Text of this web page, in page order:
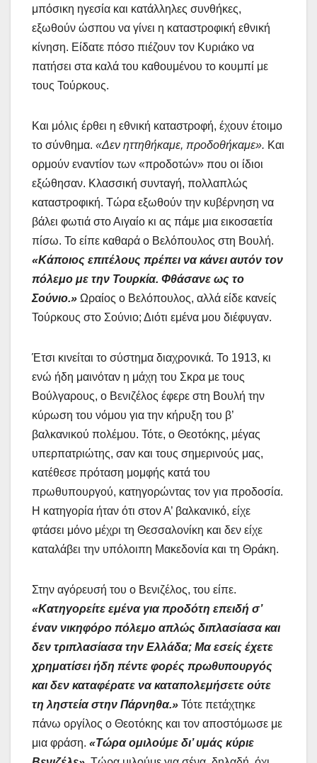
μπόσικη ηγεσία και κατάλληλες συνθήκες,
εξωθούν ώσπου να γίνει η καταστροφική εθνική
κίνηση. Είδατε πόσο πιέζουν τον Κυριάκο να
πατήσει στα καλά του καθουμένου το κουμπί με
τους Τούρκους.
Και μόλις έρθει η εθνική καταστροφή, έχουν έτοιμο
το σύνθημα. «Δεν ηττηθήκαμε, προδοθήκαμε». Και
ορμούν εναντίον των «προδοτών» που οι ίδιοι
εξώθησαν. Κλασσική συνταγή, πολλαπλώς
καταστροφική. Τώρα εξωθούν την κυβέρνηση να
βάλει φωτιά στο Αιγαίο κι ας πάμε μια εικοσαετία
πίσω. Το είπε καθαρά ο Βελόπουλος στη Βουλή.
«Κάποιος επιτέλους πρέπει να κάνει αυτόν τον
πόλεμο με την Τουρκία. Φθάσανε ως το
Σούνιο.» Ωραίος ο Βελόπουλος, αλλά είδε κανείς
Τούρκους στο Σούνιο; Διότι εμένα μου διέφυγαν.
Έτσι κινείται το σύστημα διαχρονικά. Το 1913, κι
ενώ ήδη μαινόταν η μάχη του Σκρα με τους
Βούλγαρους, ο Βενιζέλος έφερε στη Βουλή την
κύρωση του νόμου για την κήρυξη του β’
βαλκανικού πολέμου. Τότε, ο Θεοτόκης, μέγας
υπερπατριώτης, σαν και τους σημερινούς μας,
κατέθεσε πρόταση μομφής κατά του
πρωθυπουργού, κατηγορώντας τον για προδοσία.
Η κατηγορία ήταν ότι στον Α’ βαλκανικό, είχε
φτάσει μόνο μέχρι τη Θεσσαλονίκη και δεν είχε
καταλάβει την υπόλοιπη Μακεδονία και τη Θράκη.
Στην αγόρευσή του ο Βενιζέλος, του είπε.
«Κατηγορείτε εμένα για προδότη επειδή σ’
έναν νικηφόρο πόλεμο απλώς διπλασίασα και
δεν τριπλασίασα την Ελλάδα; Μα εσείς έχετε
χρηματίσει ήδη πέντε φορές πρωθυπουργός
και δεν καταφέρατε να καταπολεμήσετε ούτε
τη ληστεία στην Πάρνηθα.» Τότε πετάχτηκε
πάνω οργίλος ο Θεοτόκης και τον αποστόμωσε με
μια φράση. «Τώρα ομιλούμε δι’ υμάς κύριε